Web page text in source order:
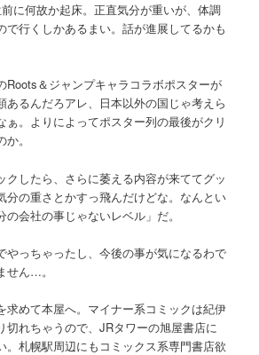
に何故か起床。正直気分が重いが、体調
で行くしかあるまい。話が進展してるかも
Roots＆ジャンプキャラコラボポスターが
あるんだろアレ、日本以外の国じゃ考えら
ぁ。よりによってポスター列の最後がクリ
。
クしたら、さらに萎える内容が来ててグッ
分の重さとかすっ飛んだけどな。なんとい
会社の事じゃないレベル」だ。
やっちゃったし、今後の事が気になるわで
せん…。
求めて本屋へ。マイナー系コミックは紀伊
切れちゃうので、JRタワーの旭屋書店に
。札幌駅周辺にもコミックス系専門書店欲